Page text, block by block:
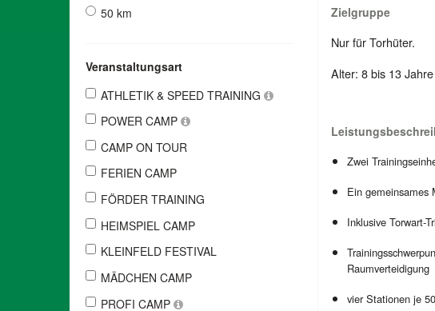
50 km
Veranstaltungsart
ATHLETIK & SPEED TRAINING
POWER CAMP
CAMP ON TOUR
FERIEN CAMP
FÖRDER TRAINING
HEIMSPIEL CAMP
KLEINFELD FESTIVAL
MÄDCHEN CAMP
PROFI CAMP
Zielgruppe
Nur für Torhüter.
Alter: 8 bis 13 Jahre
Zwei
Ein gemeinsames
Inklusive Torwart-
Raumverteidigung
vier Stationen je